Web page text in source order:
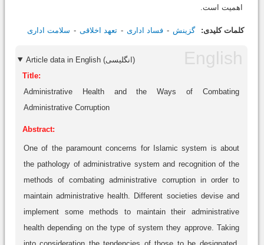
اهمیت است.
کلمات کلیدی: گزینش فساد اداری تعهد اخلاقی سلامت اداری
Article data in English (انگلیسی)
Title:
Administrative Health and the Ways of Combating
Administrative Corruption
Abstract:
One of the paramount concerns for Islamic system is about
the pathology of administrative system and recognition of the
methods of combating administrative corruption in order to
maintain administrative health. Different societies devise and
implement some methods to maintain their administrative
health depending on the type of system they approve. Taking